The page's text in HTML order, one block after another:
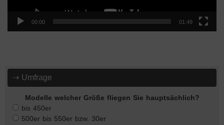
00:00 01:49
⇢ Umfrage
Modelle welcher Größe fliegen Sie hauptsächlich?
bis 450er
500er bis 550er bzw. 30er